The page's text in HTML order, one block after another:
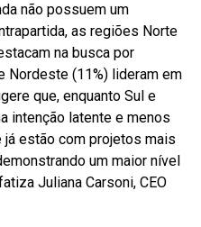
não possuem um
as regiões Norte
na busca por
Nordeste (11%) lideram em
que, enquanto Sul e
intenção latente e menos
estão com projetos mais
um maior nível
Juliana Carsoni, CEO